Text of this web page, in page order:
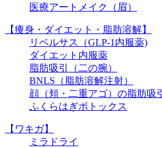
医療アートメイク（眉）
【痩身・ダイエット・脂肪溶解】
リベルサス（GLP-1内服薬)
ダイエット内服薬
脂肪吸引（二の腕）
BNLS（脂肪溶解注射）
顔（頬・二重アゴ）の脂肪吸引
ふくらはぎボトックス
【ワキガ】
ミラドライ